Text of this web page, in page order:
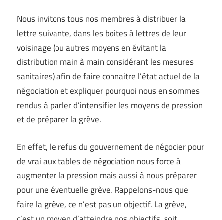
Nous invitons tous nos membres à distribuer la
lettre suivante, dans les boites à lettres de leur
voisinage (ou autres moyens en évitant la
distribution main à main considérant les mesures
sanitaires) afin de faire connaitre l’état actuel de la
négociation et expliquer pourquoi nous en sommes
rendus à parler d’intensifier les moyens de pression
et de préparer la grève.
En effet, le refus du gouvernement de négocier pour
de vrai aux tables de négociation nous force à
augmenter la pression mais aussi à nous préparer
pour une éventuelle grève. Rappelons-nous que
faire la grève, ce n’est pas un objectif. La grève,